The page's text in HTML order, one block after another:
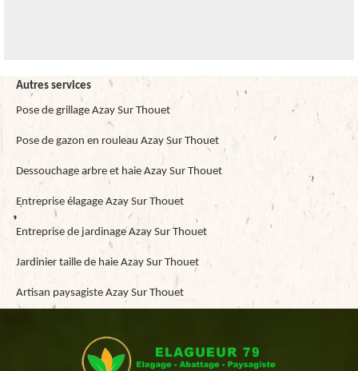
Autres services
Pose de grillage Azay Sur Thouet
Pose de gazon en rouleau Azay Sur Thouet
Dessouchage arbre et haie Azay Sur Thouet
Entreprise élagage Azay Sur Thouet
Entreprise de jardinage Azay Sur Thouet
Jardinier taille de haie Azay Sur Thouet
Artisan paysagiste Azay Sur Thouet